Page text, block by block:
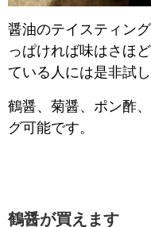
醤油のテイスティン
っぱければ味はさほ
ている人には是非試
鶴醤、菊醤、ポン酢
グ可能です。
鶴醤が買えます